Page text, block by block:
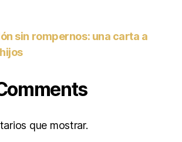
sin rompernos: una carta a
que mostrar.